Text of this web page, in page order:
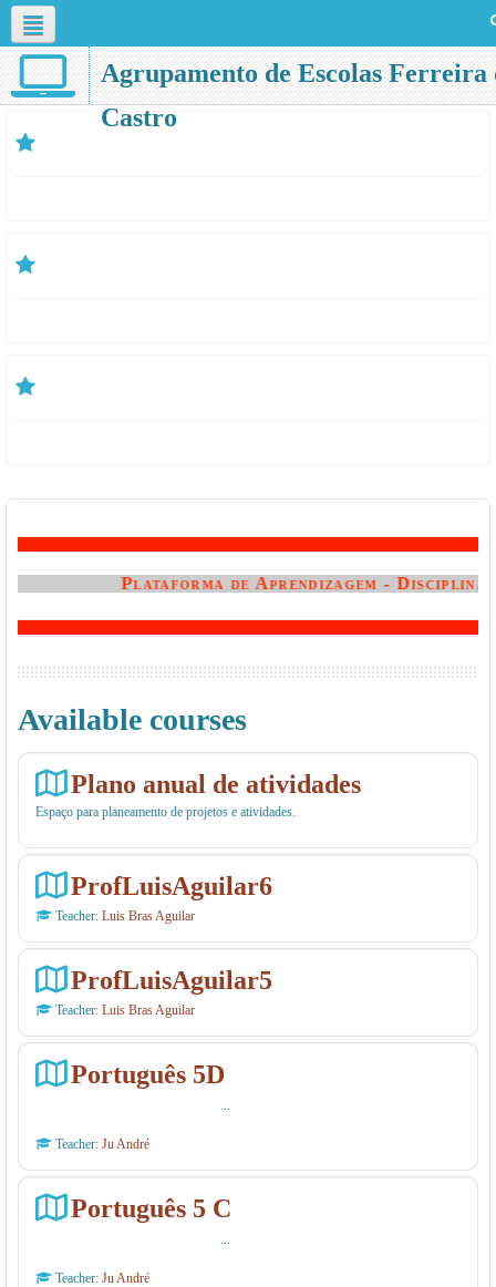
English ‎(en)‎
Agrupamento de Escolas Ferreira
Castro
Plataforma de Aprendizagem - Disciplinas
Available courses
Plano anual de atividades
Espaço para planeamento de projetos e atividades.
ProfLuisAguilar6
Teacher: Luis Bras Aguilar
ProfLuisAguilar5
Teacher: Luis Bras Aguilar
Português 5D
...
Teacher: Ju André
Português 5 C
...
Teacher: Ju André